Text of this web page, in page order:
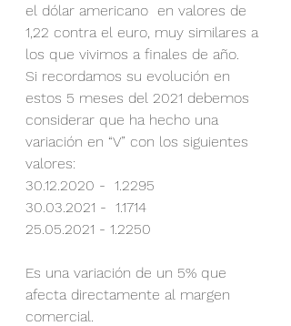
el dólar americano  en valores de
1,22 contra el euro, muy similares a
los que vivimos a finales de año.
Si recordamos su evolución en
estos 5 meses del 2021 debemos
considerar que ha hecho una
variación en “V” con los siguientes
valores:
30.12.2020 -  1.2295
30.03.2021 -  1.1714
25.05.2021 - 1.2250
Es una variación de un 5% que
afecta directamente al margen
comercial.